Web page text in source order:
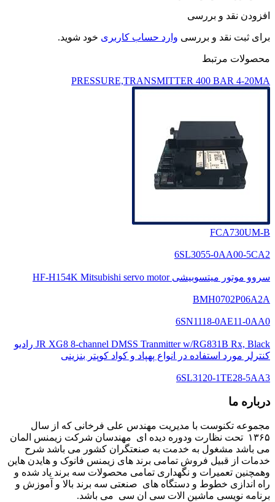
افزودن نقد و بررسی
برای ثبت نقد و بررسی وارد حساب کاربری خود شوید.
محصولات مرتبط
PRESSURE,TRANSMITTER 400 BAR 4-20MA
FCA730UM-B
6SL3055-0AA00-5CA2
سروو موتور میتسوبیشی HF-H154K Mitsubishi servo motor
BMH0702P06A2A
6SN1118-0AE11-0AA0
JR XG8 8-channel DMSS Tranmitter w/RG831B Rx, Black رادیو
کنترلر مورد استفاده در انواع پهپاد و کواد کوپتر بنزینی
6SL3120-1TE28-5AA3
درباره ما
مجموعه تکنوست با مدیریت مهندس علی فرخانی که از سال
۱۳۶۵ تحت نظارت ودوره دیده ای مهندسان شرکت زیمنس المان
می باشد مشغول به خدمت به صنعتگران کشور می باشد شرح
خدمات از قبیل فروش تمامی برند های زیمنس فانوک و هایدن هاین
وهمچنین تعمیرات و نگهداری تمامی محصولات سه برند یاد شده و
راه اندازی خطوط و دستگاه های صنعتی سه برند بالا و آموزش و
برنامه نویسی ماشین الات سی ان سی می باشد.